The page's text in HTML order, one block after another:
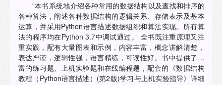
"本书系统地介绍各种常用的数据结构以及查找和排序的
各种算法，阐述各种数据结构的逻辑关系、存储表示及基本
运算，并采用Python语言描述数据组织和算法实现。所有算
法的程序均在Python 3.7中调试通过。 全书既注重原理又注
重实践，配有大量图表和示例，内容丰富，概念讲解清楚，
表达严谨，逻辑性强，语言精练，可读性好。书中提供了丰
富的练习题、上机实验题和在线编程题，配套的《数据结构
教程（Python语言描述）(第2版)学习与上机实验指导》详细